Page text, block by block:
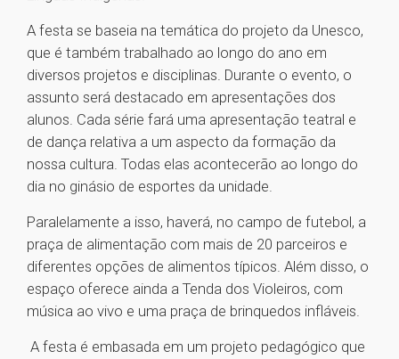
A festa se baseia na temática do projeto da Unesco,
que é também trabalhado ao longo do ano em
diversos projetos e disciplinas. Durante o evento, o
assunto será destacado em apresentações dos
alunos. Cada série fará uma apresentação teatral e
de dança relativa a um aspecto da formação da
nossa cultura. Todas elas acontecerão ao longo do
dia no ginásio de esportes da unidade.
Paralelamente a isso, haverá, no campo de futebol, a
praça de alimentação com mais de 20 parceiros e
diferentes opções de alimentos típicos. Além disso, o
espaço oferece ainda a Tenda dos Violeiros, com
música ao vivo e uma praça de brinquedos infláveis.
A festa é embasada em um projeto pedagógico que